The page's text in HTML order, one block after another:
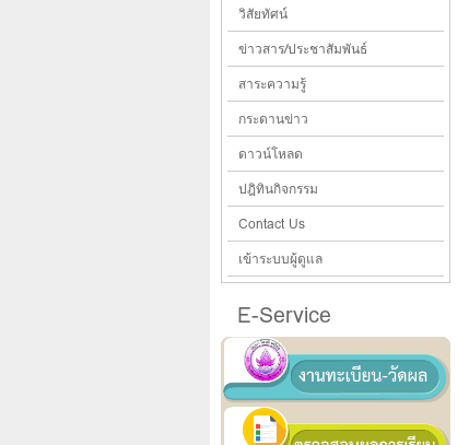
วิสัยทัศน์
ข่าวสาร/ประชาสัมพันธ์
สาระความรู้
กระดานข่าว
ดาวน์โหลด
ปฎิทินกิจกรรม
Contact Us
เข้าระบบผู้ดูแล
E-Service